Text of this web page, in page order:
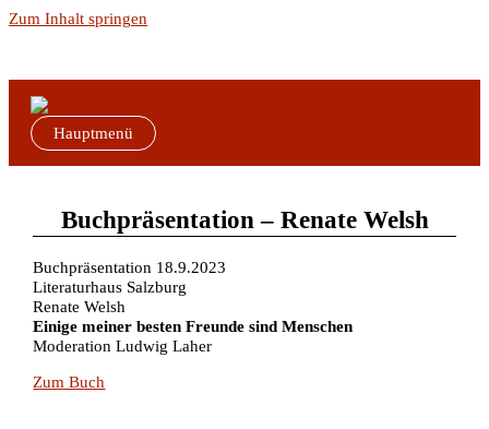
Zum Inhalt springen
Hauptmenü
Buchpräsentation – Renate Welsh
Buchpräsentation 18.9.2023
Literaturhaus Salzburg
Renate Welsh
Einige meiner besten Freunde sind Menschen
Moderation Ludwig Laher
Zum Buch